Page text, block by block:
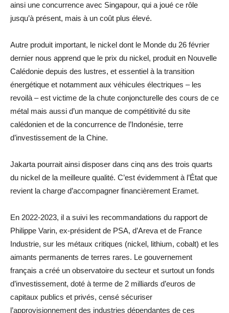
ainsi une concurrence avec Singapour, qui a joué ce rôle
jusqu’à présent, mais à un coût plus élevé.
Autre produit important, le nickel dont le Monde du 26 février
dernier nous apprend que le prix du nickel, produit en Nouvelle
Calédonie depuis des lustres, et essentiel à la transition
énergétique et notamment aux véhicules électriques – les
revoilà – est victime de la chute conjoncturelle des cours de ce
métal mais aussi d’un manque de compétitivité du site
calédonien et de la concurrence de l’Indonésie, terre
d’investissement de la Chine.
Jakarta pourrait ainsi disposer dans cinq ans des trois quarts
du nickel de la meilleure qualité. C’est évidemment à l’État que
revient la charge d’accompagner financièrement Eramet.
En 2022-2023, il a suivi les recommandations du rapport de
Philippe Varin, ex-président de PSA, d’Areva et de France
Industrie, sur les métaux critiques (nickel, lithium, cobalt) et les
aimants permanents de terres rares. Le gouvernement
français a créé un observatoire du secteur et surtout un fonds
d’investissement, doté à terme de 2 milliards d’euros de
capitaux publics et privés, censé sécuriser
l’approvisionnement des industries dépendantes de ces